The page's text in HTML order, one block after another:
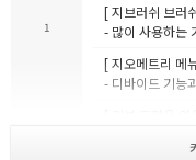
1
[ 지브러쉬 브러
- 많이 사용하는
[ 지오메트리 메
- 디바이드 기능